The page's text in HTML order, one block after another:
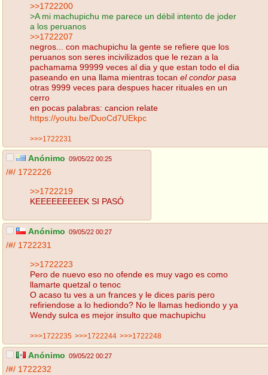
>>1722200
>A mi machupichu me parece un débil intento de joder
a los peruanos
>>1722207
negros... con machupichu la gente se refiere que los
peruanos son seres incivilizados que le rezan a la
pachamama 99999 veces al dia y que estan todo el dia
paseando en una llama mientras tocan el condor pasa
otras 9999 veces para despues hacer rituales en un
cerro
en pocas palabras: cancion relate
https://youtu.be/DuoCd7UEkpc
>>>1722231
Anónimo 09/05/22 00:25
/#/ 1722226
>>1722219
KEEEEEEEEEK SI PASÓ
Anónimo 09/05/22 00:27
/#/ 1722231
>>1722223
Pero de nuevo eso no ofende es muy vago es como
llamarte quetzal o tenoc
O acaso tu ves a un frances y le dices paris pero
refiriendose a lo hediondo? No le llamas hediondo y ya
Wendy sulca es mejor insulto que machupichu
>>>1722235 >>>1722244 >>>1722248
Anónimo 09/05/22 00:27
/#/ 1722232